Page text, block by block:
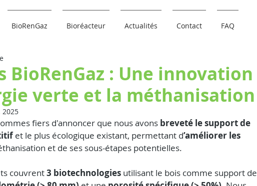
BioRenGaz Bioréacteur Actualités Contact FAQ
BioRenGaz : Une innovation
verte et la méthanisation
2025
fiers d'annoncer que nous avons breveté le support de
et le plus écologique existant, permettant d’améliorer les
et de ses sous-étapes potentielles.
couvrent 3 biotechnologies utilisant le bois comme support de